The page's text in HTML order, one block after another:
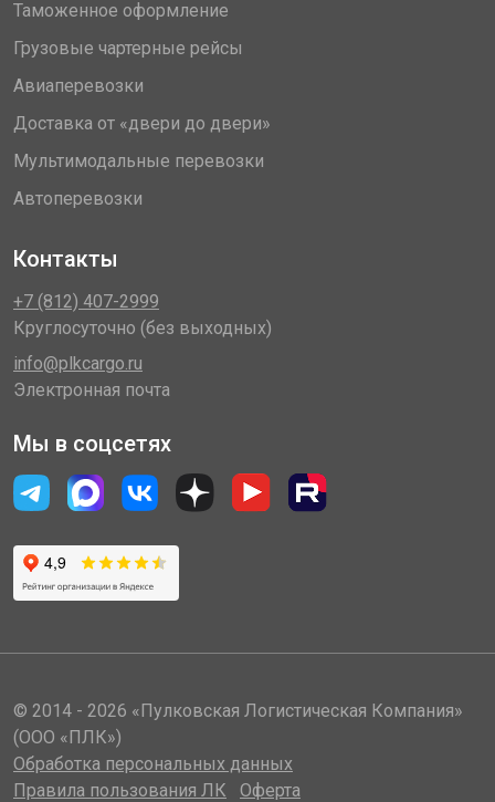
Таможенное оформление
Грузовые чартерные рейсы
Авиаперевозки
Доставка от «двери до двери»
Мультимодальные перевозки
Автоперевозки
Контакты
+7 (812) 407-2999
Круглосуточно (без выходных)
info@plkcargo.ru
Электронная почта
Мы в соцсетях
© 2014 - 2026 «Пулковская Логистическая Компания»
(ООО «ПЛК»)
Обработка персональных данных
Правила пользования ЛК
Оферта